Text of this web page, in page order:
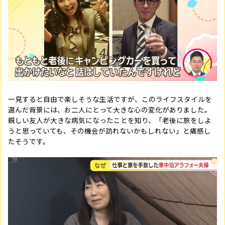
一見すると自由で楽しそうな生活ですが、このライフスタイルを
選んだ背景には、お二人にとって大きな心の変化がありました。
親しい友人が大きな病気になったことを知り、「老後に旅をしよ
うと思っていても、その機会が訪れないかもしれない」と痛感し
たそうです。